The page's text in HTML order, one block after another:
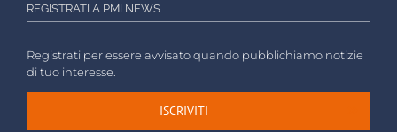
REGISTRATI A PMI NEWS
Registrati per essere avvisato quando pubblichiamo notizie
di tuo interesse.
ISCRIVITI